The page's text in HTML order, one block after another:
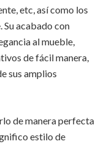
etc, así como los
acabado con
al mueble,
de fácil manera,
sus amplios
de manera perfecta
estilo de